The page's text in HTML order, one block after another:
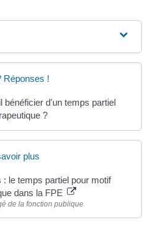
Réponses !
bénéficier d'un temps partiel
?
plus
: le temps partiel pour motif
dans la FPE
de la fonction publique